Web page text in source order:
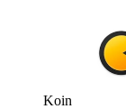
Koin